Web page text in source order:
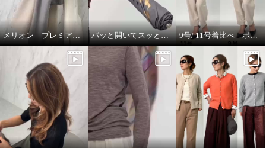
メリオン プレミアムな着心地🎵 パッと開いてスッと閉じる🎵晴雨兼用折りたたみジャンプ傘 9号/ 11号着比べ ポルトゥヴィータ ノーカラージャケット